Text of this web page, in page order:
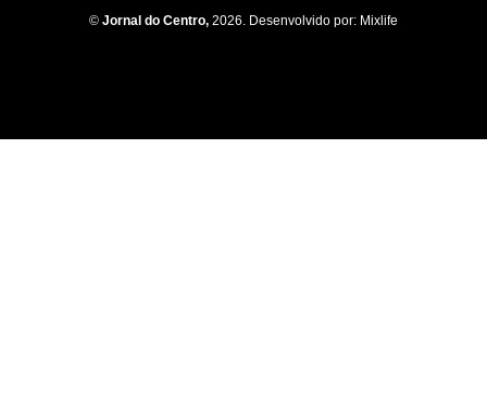
© Jornal do Centro, 2026. Desenvolvido por: Mixlife